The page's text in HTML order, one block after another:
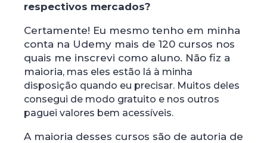
respectivos mercados?
Certamente! Eu mesmo tenho em minha
conta na Udemy mais de 120 cursos nos
quais me inscrevi como aluno. Não fiz a
maioria, mas eles estão lá à minha
disposição quando eu precisar. Muitos deles
consegui de modo gratuito e nos outros
paguei valores bem acessíveis.
A maioria desses cursos são de autoria de